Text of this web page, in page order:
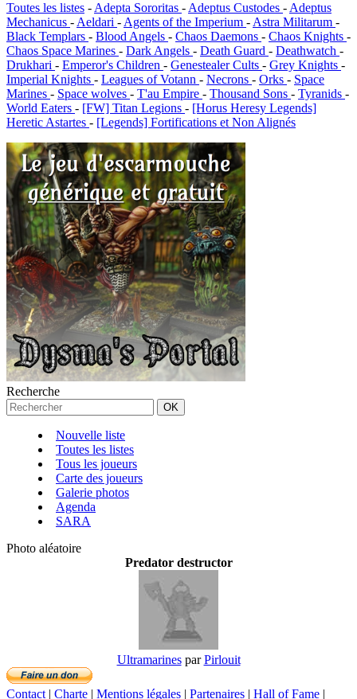
Toutes les listes -Adepta Sororitas -Adeptus Custodes -Adeptus
Mechanicus -Aeldari -Agents of the Imperium -Astra Militarum -
Black Templars - Blood Angels - Chaos Daemons - Chaos Knights -
Chaos Space Marines - Dark Angels - Death Guard - Deathwatch -
Drukhari - Emperor's Children - Genestealer Cults - Grey Knights -
Imperial Knights - Leagues of Votann - Necrons - Orks - Space
Marines - Space wolves - T'au Empire - Thousand Sons - Tyranids -
World Eaters - [FW] Titan Legions - [Horus Heresy Legends]
Heretic Astartes - [Legends] Fortifications et Non Alignés
Recherche
Nouvelle liste
Toutes les listes
Tous les joueurs
Carte des joueurs
Galerie photos
Agenda
SARA
Photo aléatoire
Predator destructor
UltramarinesparPirlouit
Contact| Charte | Mentions légales | Partenaires | Hall of Fame |